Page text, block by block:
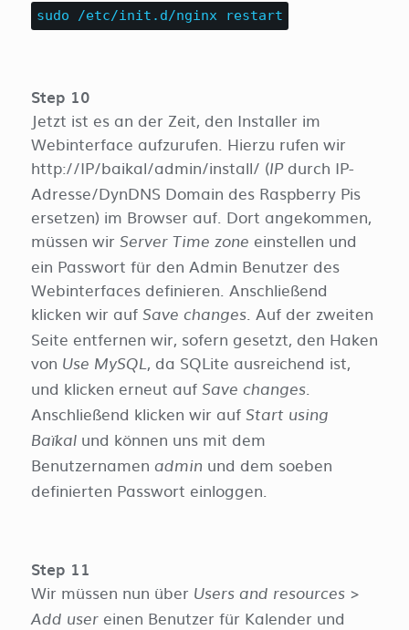
sudo /etc/init.d/nginx restart
Step 10
Jetzt ist es an der Zeit, den Installer im
Webinterface aufzurufen. Hierzu rufen wir
http://IP/baikal/admin/install/ (IPdurch IP-
Adresse/DynDNS Domain des Raspberry Pis
ersetzen) im Browser auf. Dort angekommen,
müssen wir Server Time zone einstellen und
ein Passwort für den Admin Benutzer des
Webinterfaces definieren. Anschließend
klicken wir auf Save changes . Auf der zweiten
Seite entfernen wir, sofern gesetzt, den Haken
von Use MySQL , da SQLite ausreichend ist,
und klicken erneut auf Save changes
Anschließend klicken wir auf Start using
Baïkal und können uns mit dem
Benutzernamen admin und dem soeben
definierten Passwort einloggen.
Step 11
Wir müssen nun über Users and resources >
Add user einen Benutzer für Kalender und